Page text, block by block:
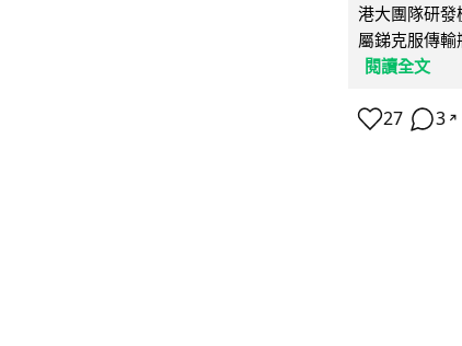
港大團隊研
屬銻克服傳
閱讀全文
27 3 ↗